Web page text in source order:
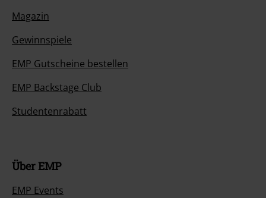
Magazin
Gewinnspiele
EMP Gutscheine bestellen
EMP Backstage Club
Studentenrabatt
Über EMP
EMP Events